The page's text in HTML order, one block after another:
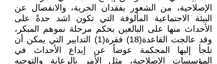
الإصلاحية، من الشعور بفقدان الحرية، والانفصال عن
البيئة الاجتماعية المألوفة التي تكون اشد حدةً على
الأحداث منها على البالغين بحكم مرحلة نموهم المبكر،
وقد عالجت القاعدة(18) فقرة(1) التدابير التي يمكن أن
تلجأ إليها المحكمة عوضاً عن إيداع الأحداث في
المؤسسات الإصلاحية، مثل الأمر بالرعاية والتوجيه